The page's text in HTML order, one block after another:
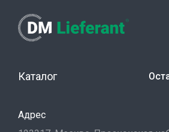
Каталог
Адрес